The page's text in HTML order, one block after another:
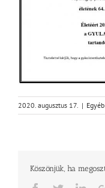
2020. augusztus 17. | Egyéb
Köszönjük, ha